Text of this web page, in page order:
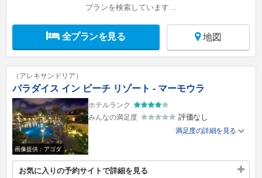
プランを検索しています…
全プランを見る 地図
（アレキサンドリア）
パラダイス イン ビーチ リゾート - マーモウラ
画像提供：アゴダ
ホテルランク
みんなの満足度
評価なし
満足度の詳細を見る
お気に入りの予約サイトで詳細を見る